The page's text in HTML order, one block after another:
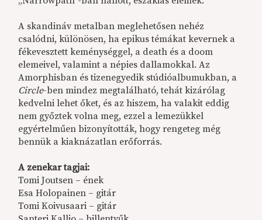
A skandináv metalban meglehetősen nehéz
csalódni, különösen, ha epikus témákat kevernek a
fékevesztett keménységgel, a death és a doom
elemeivel, valamint a népies dallamokkal. Az
Amorphisban és tizenegyedik stúdióalbumukban, a
Circle-ben mindez megtalálható, tehát kizárólag
kedvelni lehet őket, és az hiszem, ha valakit eddig
nem győztek volna meg, ezzel a lemezükkel
egyértelműen bizonyították, hogy rengeteg még
bennük a kiaknázatlan erőforrás.
A zenekar tagjai:
Tomi Joutsen – ének
Esa Holopainen – gitár
Tomi Koivusaari – gitár